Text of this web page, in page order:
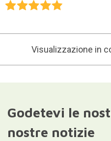
Visualizzazione in
Godetevi le
nostre notizie